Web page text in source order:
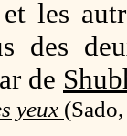
les
des
de
yeux (